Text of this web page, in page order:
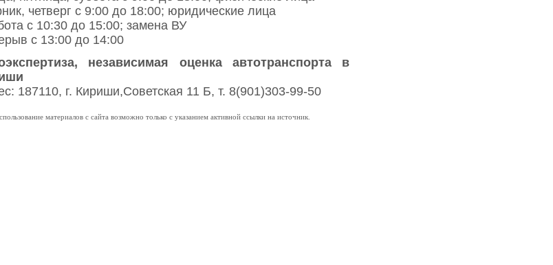
четверг с 9:00 до 18:00; юридические лица
с 10:30 до 15:00; замена ВУ
с 13:00 до 14:00
независимая оценка автотранспорта в
187110, г. Кириши,Советская 11 Б, т. 8(901)303-99-50
материалов с сайта возможно только с указанием активной ссылки на источник.